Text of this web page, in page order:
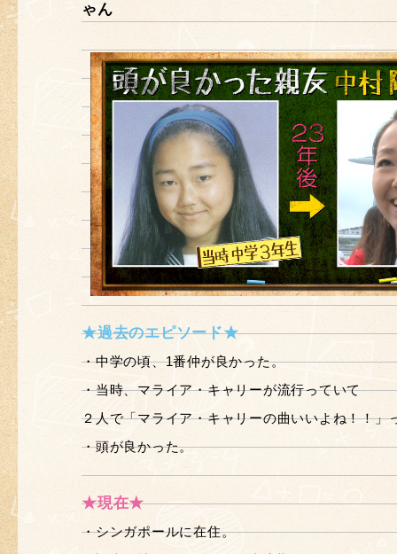
ゃん
★過去のエピソード★
・中学の頃、1番仲が良かった。
・当時、マライア・キャリーが流行っていて
２人で「マライア・キャリーの曲いいよね！！」
・頭が良かった。
★現在★
・シンガポールに在住。